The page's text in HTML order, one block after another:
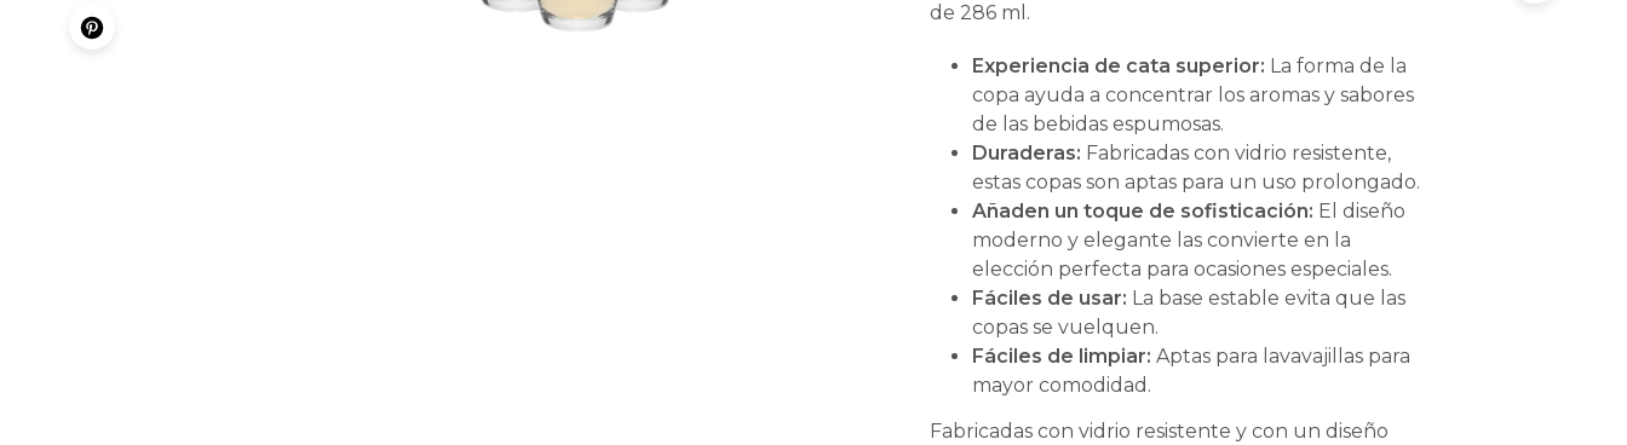
de 286 ml.
Experiencia de cata superior: La forma de la
copa ayuda a concentrar los aromas y sabores
de las bebidas espumosas.
Duraderas: Fabricadas con vidrio resistente,
estas copas son aptas para un uso prolongado.
Añaden un toque de sofisticación: El diseño
moderno y elegante las convierte en la
elección perfecta para ocasiones especiales.
Fáciles de usar: La base estable evita que las
copas se vuelquen.
Fáciles de limpiar: Aptas para lavavajillas para
mayor comodidad.
Fabricadas con vidrio resistente y con un diseño